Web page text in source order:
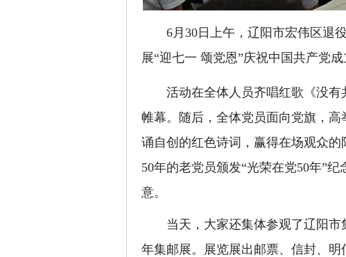
6月30日上午，辽阳市宏伟区退
展“迎七一 颂党恩”庆祝中国共产党成
活动在全体人员齐唱红歌《没有
帷幕。随后，全体党员面向党旗，
诵自创的红色诗词，赢得在场观众
50年的老党员颁发“光荣在党50年”
意。
当天，大家还集体参观了辽阳市
年集邮展。展览展出邮票、信封、明